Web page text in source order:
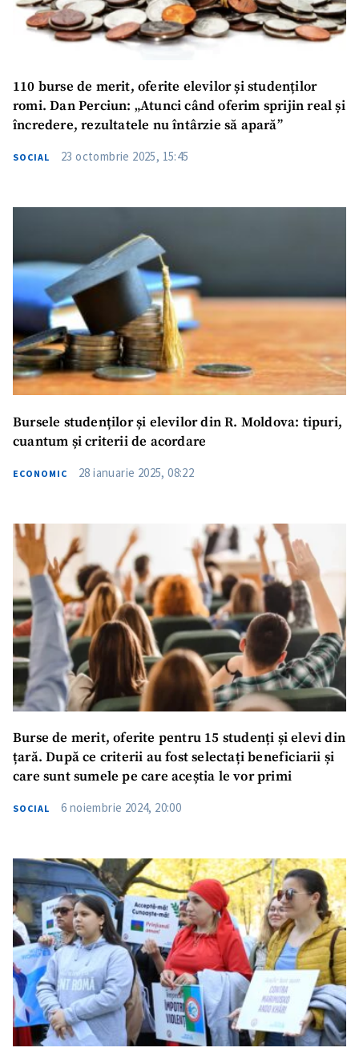
110 burse de merit, oferite elevilor și studenților
romi. Dan Perciun: „Atunci când oferim sprijin real și
încredere, rezultatele nu întârzie să apară”
SOCIAL 23 octombrie 2025, 15:45
Bursele studenților și elevilor din R. Moldova: tipuri,
cuantum și criterii de acordare
ECONOMIC 28 ianuarie 2025, 08:22
Burse de merit, oferite pentru 15 studenți și elevi din
țară. După ce criterii au fost selectați beneficiarii și
care sunt sumele pe care aceștia le vor primi
SOCIAL 6 noiembrie 2024, 20:00